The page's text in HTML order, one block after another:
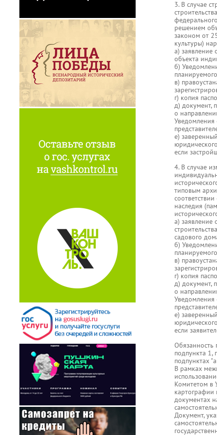
3. В случае
решением
законом от
культуры)
а) заявление
объекта
б)
в)
г) копия
д) документ,
о
Уведомления
е)
если
4. В случае
типовым
наследия
а) заявление
садового
б)
в)
г) копия
д) документ,
о
Уведомления
е)
если
Обязанность
подпункта 1,
подпунктах
В рамках
Комитетом в
картографии
документах
Документ,